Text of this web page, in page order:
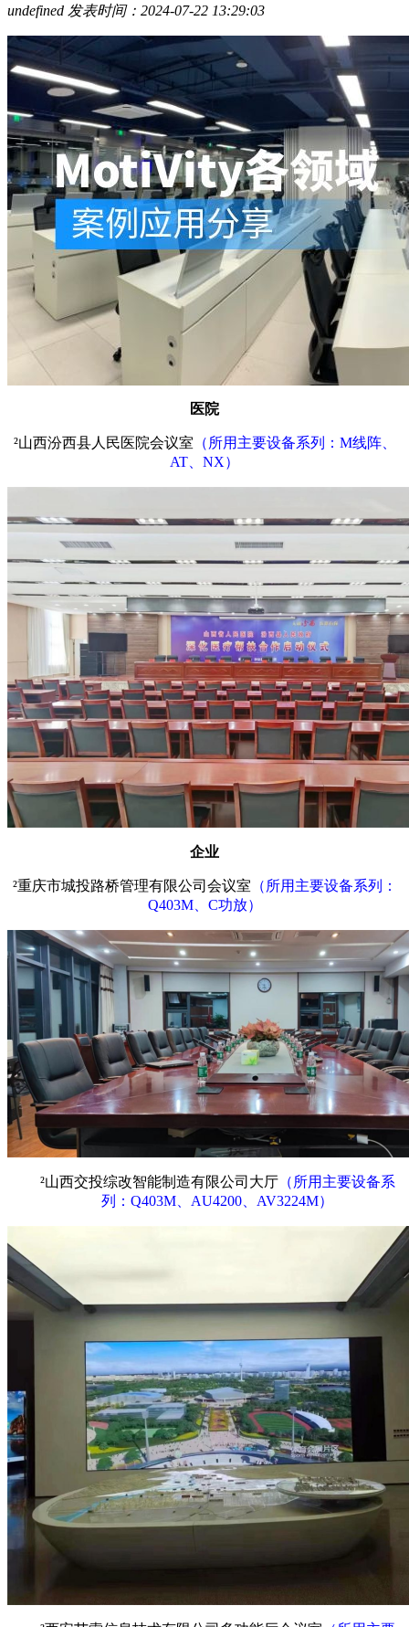
企业动态
undefined 发表时间：2024-07-22 13:29:03
医院
²山西汾西县人民医院会议室 （所用主要设备系列： M线阵、
AT、NX）
企业
²重庆市城投路桥管理有限公司会议室 （所用主要设备系列：
Q403M、C功放）
²山西交投综改智能制造有限公司大厅（所用主要设备系
列： Q403M、AU4200、AV3224M）